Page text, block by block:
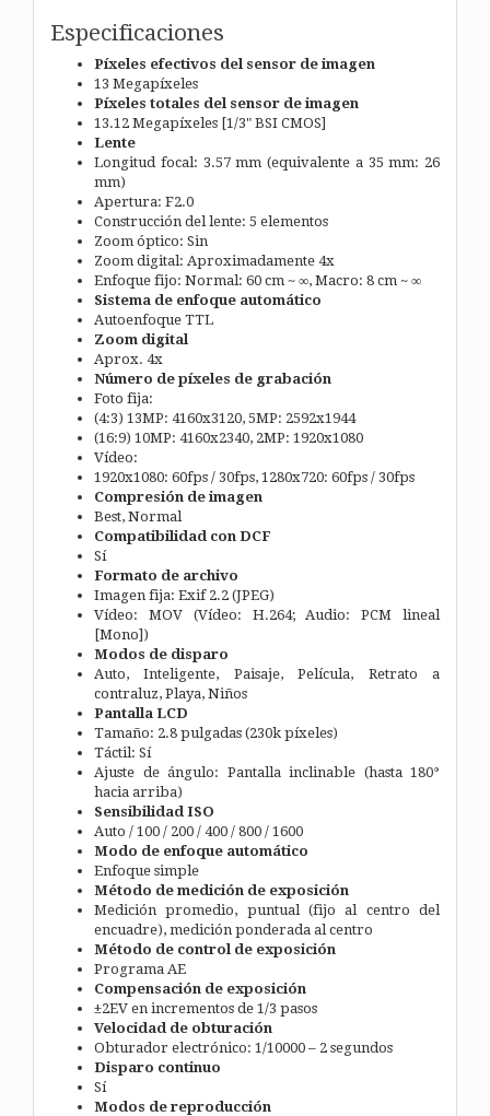
Especificaciones
Píxeles efectivos del sensor de imagen
13 Megapíxeles
Píxeles totales del sensor de imagen
13.12 Megapíxeles [1/3" BSI CMOS]
Lente
Longitud focal: 3.57 mm (equivalente a 35 mm: 26
mm)
Apertura: F2.0
Construcción del lente: 5 elementos
Zoom óptico: Sin
Zoom digital: Aproximadamente 4x
Enfoque fijo: Normal: 60 cm ~ ∞, Macro: 8 cm ~ ∞
Sistema de enfoque automático
Autoenfoque TTL
Zoom digital
Aprox. 4x
Número de píxeles de grabación
Foto fija:
(4:3) 13MP: 4160x3120, 5MP: 2592x1944
(16:9) 10MP: 4160x2340, 2MP: 1920x1080
Vídeo:
1920x1080: 60fps / 30fps, 1280x720: 60fps / 30fps
Compresión de imagen
Best, Normal
Compatibilidad con DCF
Sí
Formato de archivo
Imagen fija: Exif 2.2 (JPEG)
Vídeo: MOV (Vídeo: H.264; Audio: PCM lineal
[Mono])
Modos de disparo
Auto, Inteligente, Paisaje, Película, Retrato a
contraluz, Playa, Niños
Pantalla LCD
Tamaño: 2.8 pulgadas (230k píxeles)
Táctil: Sí
Ajuste de ángulo: Pantalla inclinable (hasta 180°
hacia arriba)
Sensibilidad ISO
Auto / 100 / 200 / 400 / 800 / 1600
Modo de enfoque automático
Enfoque simple
Método de medición de exposición
Medición promedio, puntual (fijo al centro del
encuadre), medición ponderada al centro
Método de control de exposición
Programa AE
Compensación de exposición
±2EV en incrementos de 1/3 pasos
Velocidad de obturación
Obturador electrónico: 1/10000 – 2 segundos
Disparo continuo
Sí
Modos de reproducción